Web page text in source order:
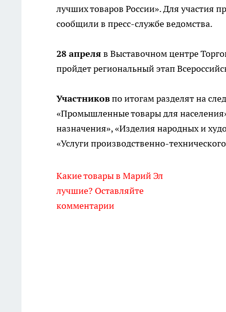
лучших товаров России». Для участия
сообщили в пресс-службе ведомства.
28 апреля в Выставочном центре
пройдет региональный этап
Участниковпо итогам разделят на
«Промышленные товары для
назначения», «Изделия народных и
«Услуги производственно-
Какие товары в Марий Эл
лучшие? Оставляйте
комментарии